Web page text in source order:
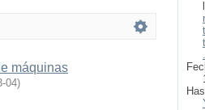
máquinas
04)